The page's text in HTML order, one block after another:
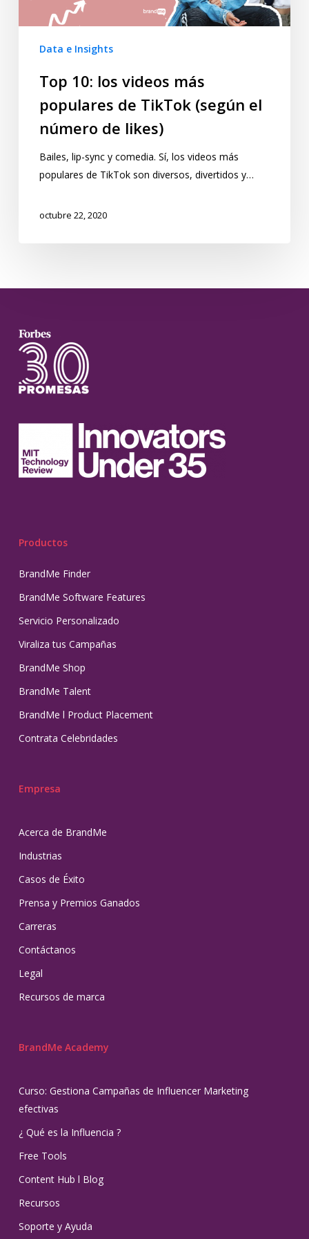
Data e Insights
Top 10: los videos más
populares de TikTok (según el
número de likes)
Bailes, lip-sync y comedia. Sí, los videos más
populares de TikTok son diversos, divertidos y…
octubre 22, 2020
Productos
BrandMe Finder
BrandMe Software Features
Servicio Personalizado
Viraliza tus Campañas
BrandMe Shop
BrandMe Talent
BrandMe l Product Placement
Contrata Celebridades
Empresa
Acerca de BrandMe
Industrias
Casos de Éxito
Prensa y Premios Ganados
Carreras
Contáctanos
Legal
Recursos de marca
BrandMe Academy
Curso: Gestiona Campañas de Influencer Marketing
efectivas
¿ Qué es la Influencia ?
Free Tools
Content Hub l Blog
Recursos
Soporte y Ayuda